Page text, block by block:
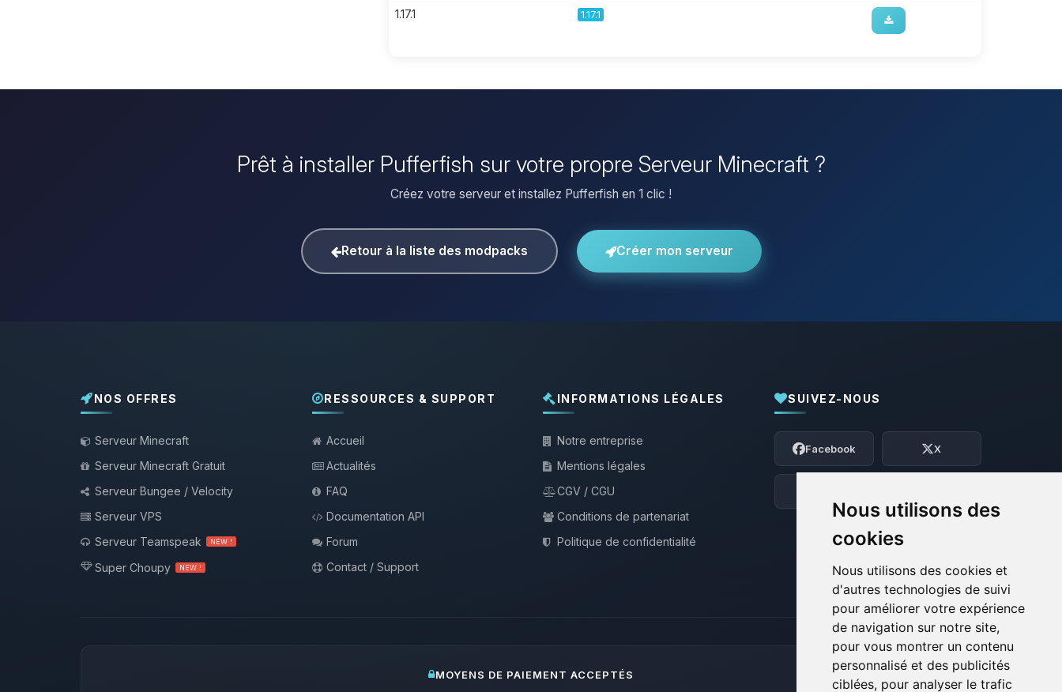
Nous utilisons des
cookies
Nous utilisons des cookies et
d'autres technologies de suivi
pour améliorer votre expérience
de navigation sur notre site,
pour vous montrer un contenu
personnalisé et des publicités
ciblées, pour analyser le trafic
1.17.1 1.17.1
Prêt à installer Pufferfish sur votre propre Serveur Minecraft ?
Créez votre serveur et installez Pufferfish en 1 clic !
Retour à la liste des modpacks Créer mon serveur
NOS OFFRES
Serveur Minecraft
Serveur Minecraft Gratuit
Serveur Bungee / Velocity
Serveur VPS
Serveur Teamspeak
NEW !
Super Choupy NEW !
RESSOURCES & SUPPORT
Accueil
Actualités
FAQ
Documentation API
Forum
Contact / Support
INFORMATIONS LÉGALES
Notre entreprise
Mentions légales
CGV / CGU
Conditions de partenariat
Politique de confidentialité
SUIVEZ-NOUS
Facebook X
MOYENS DE PAIEMENT ACCEPTÉS
Youpi, enfin quelqu’un pour me parler !
Moi c’est Choupy, ton petit assistant
BoxToPlay. Dis-moi ce dont tu as besoin
et je vais remuer mes petits circuits
09/08/2026 à 07:12